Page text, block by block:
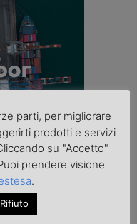
parti, per migliorare
prodotti e servizi
su "Accetto"
prendere visione
.
Rifiuto